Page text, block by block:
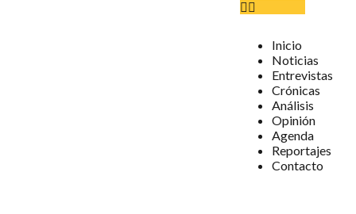
Inicio
Noticias
Entrevistas
Crónicas
Análisis
Opinión
Agenda
Reportajes
Contacto